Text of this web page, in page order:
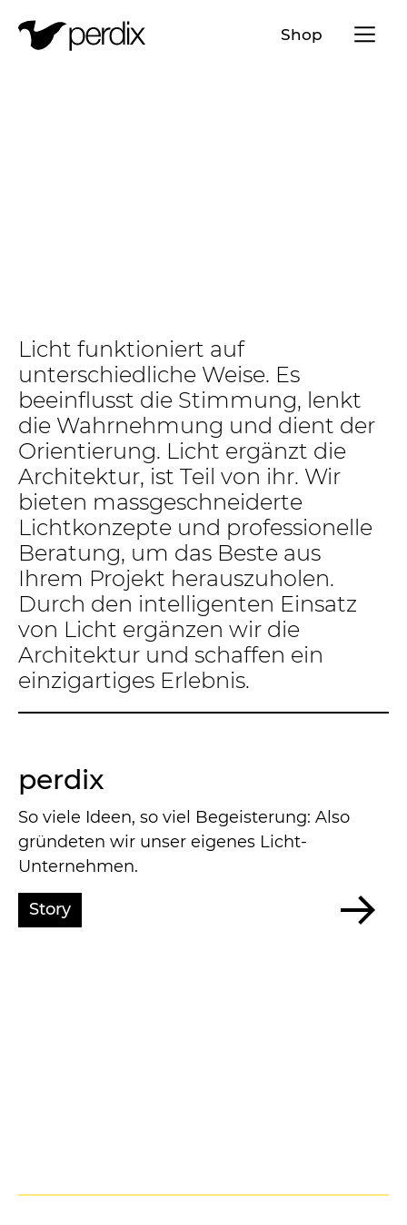
Shop Menü
Licht funktioniert auf
unterschiedliche Weise. Es
beeinflusst die Stimmung, lenkt
die Wahrnehmung und dient der
Orientierung. Licht ergänzt die
Architektur, ist Teil von ihr. Wir
bieten massgeschneiderte
Lichtkonzepte und professionelle
Beratung, um das Beste aus
Ihrem Projekt herauszuholen.
Durch den intelligenten Einsatz
von Licht ergänzen wir die
Architektur und schaffen ein
einzigartiges Erlebnis.
perdix
So viele Ideen, so viel Begeisterung: Also
gründeten wir unser eigenes Licht-
Unternehmen.
Story